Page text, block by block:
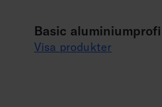
Basic
Visa produkter